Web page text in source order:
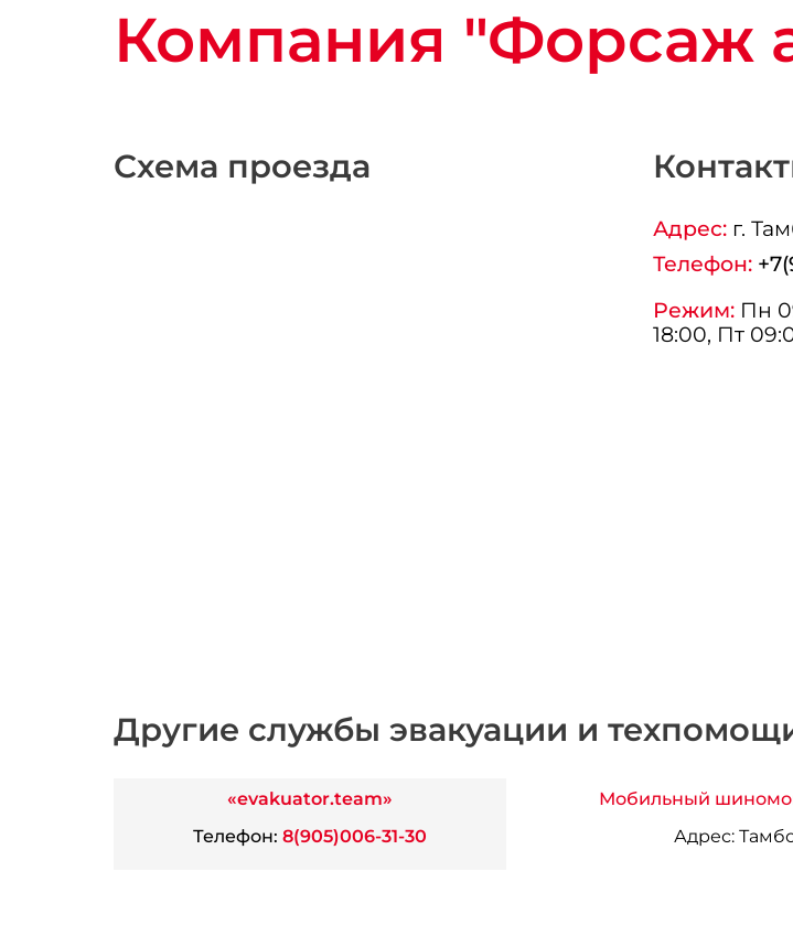
Компания "Форсаж
Схема проезда
Адрес:г.
Телефон:
Режим:Пн
18:00, Пт
Другие службы эвакуации и
«evakuator.team»
Телефон: 8(905)006-31-30
Мобильный
Адрес: